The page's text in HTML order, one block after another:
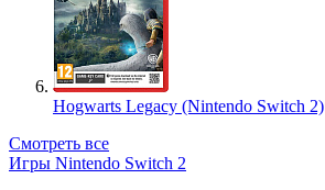
Hogwarts Legacy (Nintendo Switch 2)
Смотреть все
Игры Nintendo Switch 2